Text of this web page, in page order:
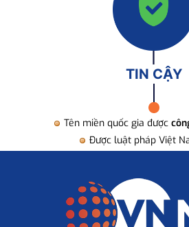
TIN CẬY
Tên miền quốc gia được
Được luật pháp Việt